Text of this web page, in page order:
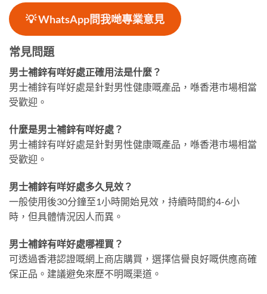
💡WhatsApp問我哋專業意見
常見問題
男士補鋅有咩好處正確用法是什麼？
男士補鋅有咩好處是針對男性健康嘅產品，喺香港市場相當
受歡迎。
什麼是男士補鋅有咩好處？
男士補鋅有咩好處是針對男性健康嘅產品，喺香港市場相當
受歡迎。
男士補鋅有咩好處多久見效？
一般使用後30分鐘至1小時開始見效，持續時間約4-6小
時，但具體情況因人而異。
男士補鋅有咩好處哪裡買？
可透過香港認證嘅網上商店購買，選擇信譽良好嘅供應商確
保正品。建議避免來歷不明嘅渠道。